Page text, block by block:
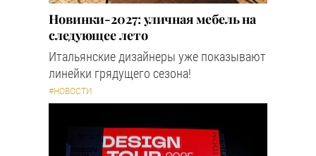
Новинки-2027: уличная мебель на
следующее лето
Итальянские дизайнеры уже показывают
линейки грядущего сезона!
#НОВОСТИ